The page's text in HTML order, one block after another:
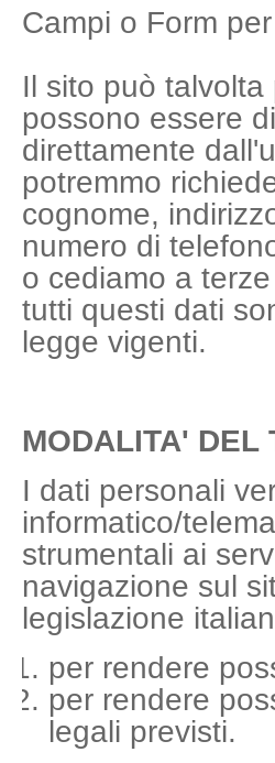
Campi o Form
Il sito può
possono essere
direttamente
potremmo
cognome,
numero di
o cediamo a
tutti questi dati
legge vigenti.
MODALITA' DEL
I dati personali
informatico/
strumentali ai
navigazione sul
legislazione
per rendere
per rendere
legali previsti.